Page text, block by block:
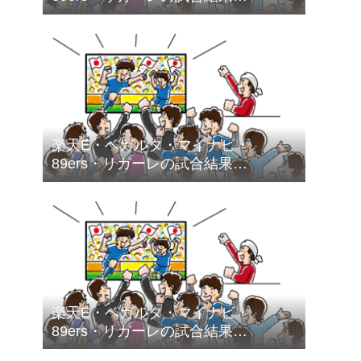
（2026.5.1～2026.5.31）
楽天E・ベガルタ・マイナビ・
89ers・リガーレの試合結果
（2026.4.1～2026.4.30）
楽天E・ベガルタ・マイナビ・
89ers・リガーレの試合結果
（2026.3.1～2026.3.31）